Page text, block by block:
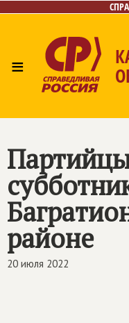
≡
районе
20 июля 2022